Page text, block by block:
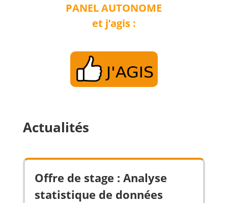
PANEL AUTONOME
et j’agis :
Actualités
Offre de stage : Analyse
statistique de données